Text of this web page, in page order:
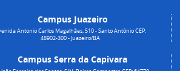
Campus Juazeiro
Antonio Carlos Magalhães, 510 - Santo Antônio CEP:
48902-300 - Juazeiro/BA
Campus Serra da Capivara